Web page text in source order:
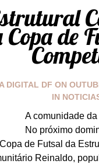
de
DIGITAL DF ON
IN
A comunidade
No próximo
de Futsal da
Reinaldo,